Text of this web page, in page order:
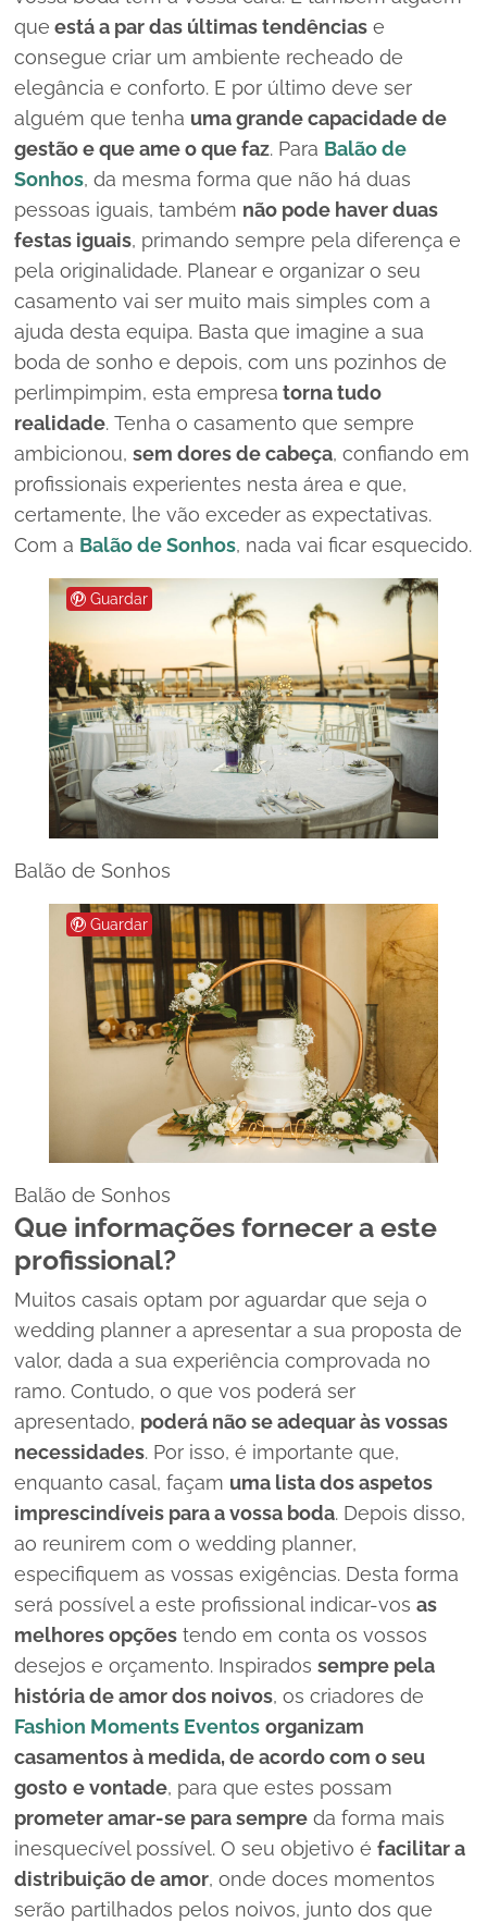
que está a par das últimas tendências e
consegue criar um ambiente recheado de
elegância e conforto. E por último deve ser
alguém que tenha uma grande capacidade de
gestão e que ame o que faz. Para Balão de
Sonhos, da mesma forma que não há duas
pessoas iguais, também não pode haver duas
festas iguais, primando sempre pela diferença e
pela originalidade. Planear e organizar o seu
casamento vai ser muito mais simples com a
ajuda desta equipa. Basta que imagine a sua
boda de sonho e depois, com uns pozinhos de
perlimpimpim, esta empresa torna tudo
realidade. Tenha o casamento que sempre
ambicionou, sem dores de cabeça, confiando em
profissionais experientes nesta área e que,
certamente, lhe vão exceder as expectativas.
Com a Balão de Sonhos, nada vai ficar esquecido.
Guardar
Balão de Sonhos
Guardar
Balão de Sonhos
Que informações fornecer a este
profissional?
Muitos casais optam por aguardar que seja o
wedding planner a apresentar a sua proposta de
valor, dada a sua experiência comprovada no
ramo. Contudo, o que vos poderá ser
apresentado, poderá não se adequar às vossas
necessidades. Por isso, é importante que,
enquanto casal, façam uma lista dos aspetos
imprescindíveis para a vossa boda. Depois disso,
ao reunirem com o wedding planner,
especifiquem as vossas exigências. Desta forma
será possível a este profissional indicar-vos as
melhores opções tendo em conta os vossos
desejos e orçamento. Inspirados sempre pela
história de amor dos noivos, os criadores de
Fashion Moments Eventos organizam
casamentos à medida, de acordo com o seu
gosto e vontade, para que estes possam
prometer amar-se para sempre da forma mais
inesquecível possível. O seu objetivo é facilitar a
distribuição de amor, onde doces momentos
serão partilhados pelos noivos, junto dos que